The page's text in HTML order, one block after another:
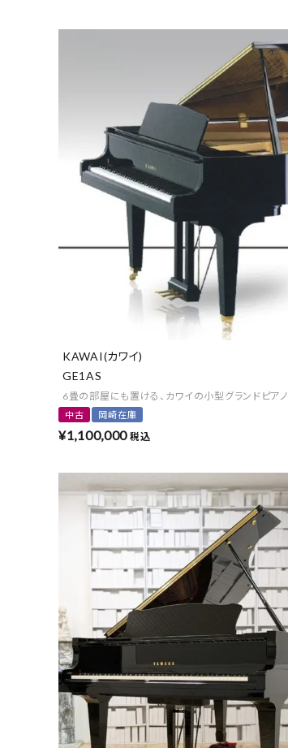
KAWAI(カワイ)
GE1AS
6畳の部屋にも置ける、カワイの小型グランドピアノ
中古 岡崎在庫
¥1,100,000 税込